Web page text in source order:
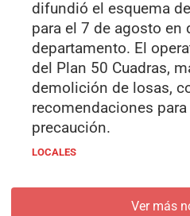
difundió el esquema
para el 7 de agosto
departamento. El
del Plan 50 Cuadras,
demolición de losas,
recomendaciones
precaución.
LOCALES
Ver más